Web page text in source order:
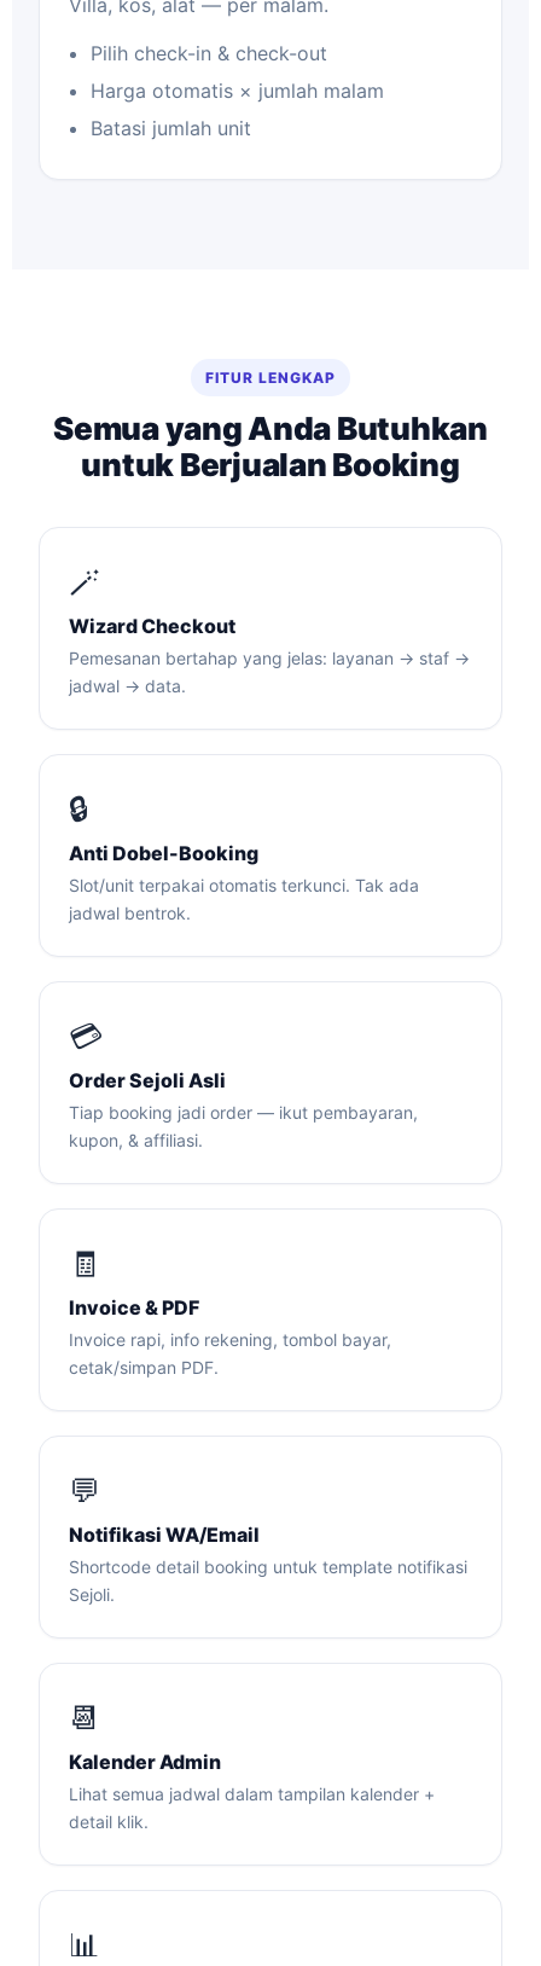
Villa, kos, alat — per malam.
Pilih check-in & check-out
Harga otomatis × jumlah malam
Batasi jumlah unit
FITUR LENGKAP
Semua yang Anda Butuhkan
untuk Berjualan Booking
🪄
Wizard Checkout
Pemesanan bertahap yang jelas: layanan → staf →
jadwal → data.
🔒
Anti Dobel-Booking
Slot/unit terpakai otomatis terkunci. Tak ada
jadwal bentrok.
💳
Order Sejoli Asli
Tiap booking jadi order — ikut pembayaran,
kupon, & affiliasi.
🧾
Invoice & PDF
Invoice rapi, info rekening, tombol bayar,
cetak/simpan PDF.
💬
Notifikasi WA/Email
Shortcode detail booking untuk template notifikasi
Sejoli.
📆
Kalender Admin
Lihat semua jadwal dalam tampilan kalender +
detail klik.
📊